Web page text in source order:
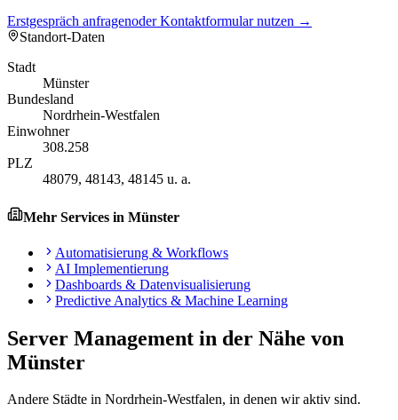
Erstgespräch anfragenoder Kontaktformular nutzen →
Standort-Daten
Stadt
Münster
Bundesland
Nordrhein-Westfalen
Einwohner
308.258
PLZ
48079, 48143, 48145 u. a.
Mehr Services in Münster
Automatisierung & Workflows
AI Implementierung
Dashboards & Datenvisualisierung
Predictive Analytics & Machine Learning
Server Management in der Nähe von
Münster
Andere Städte in Nordrhein-Westfalen, in denen wir aktiv sind.